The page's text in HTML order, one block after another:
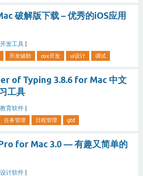
破解版下载 – 优秀的iOS应用
发工具 |
开发辅助 osx开发 ui设计 调试
of Typing 3.8.6 for Mac 中文
工具
育软件 |
任务管理 日程管理 gtd
for Mac 3.0 — 有趣又简单的
计软件 |